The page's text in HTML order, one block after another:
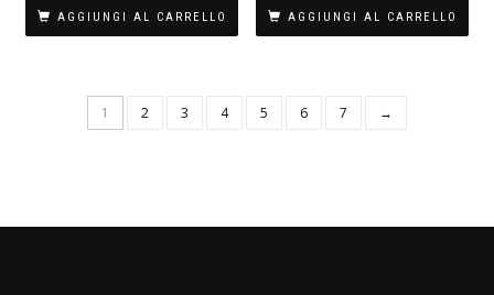
AGGIUNGI AL CARRELLO AGGIUNGI AL CARRELLO
1 2 3 4 5 6 7 →